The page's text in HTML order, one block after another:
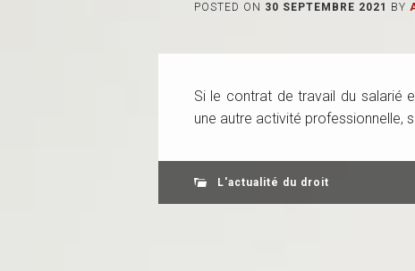
POSTED ON 30 SEPTEMBRE 2021 BY
Si le contrat de travail du salarié
une autre activité professionnelle,
L'actualité du droit